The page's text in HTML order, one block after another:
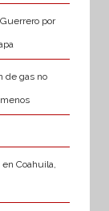
por
de gas no
Coahuila,